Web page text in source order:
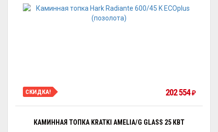
СКИДКА! 202 554₽
КАМИННАЯ ТОПКА KRATKI AMELIA/G GLASS 25 КВТ